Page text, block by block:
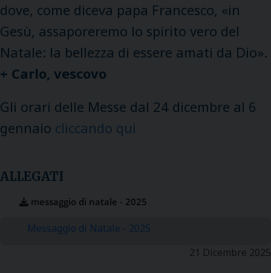
dove, come diceva papa Francesco, «in
Gesù, assaporeremo lo spirito vero del
Natale: la bellezza di essere amati da Dio».
+ Carlo, vescovo
Gli orari delle Messe dal 24 dicembre al 6
gennaio cliccando qui
ALLEGATI
messaggio di natale - 2025
Messaggio di Natale - 2025
21 Dicembre 2025